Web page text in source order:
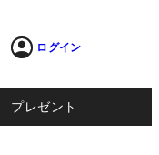
ログイン
プレゼント